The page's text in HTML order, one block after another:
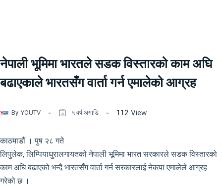
नेपाली भूमिमा भारतले सडक विस्तारको काम अघि
बढाएकाले भारतसँग वार्ता गर्न एमालेको आग्रह
By YOUTV ५ वर्ष अगाडि 112 View
काठमाडौं । पुष २८ गते
लिपुलेक, लिम्पियाधुरालगायतको नेपाली भूमिमा भारत सरकारले सडक विस्तारको
काम अघि बढाएको भन्दै भारतसँग वार्ता गर्न सरकारलाई नेकपा एमालेले आग्रह
गरेको छ ।